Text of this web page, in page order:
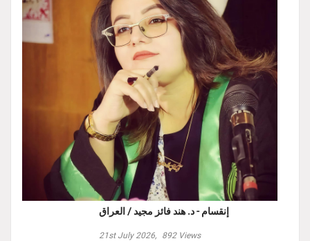
إنقسام - د. هند فائز مجيد / العراق
21st July 2026, 892Views